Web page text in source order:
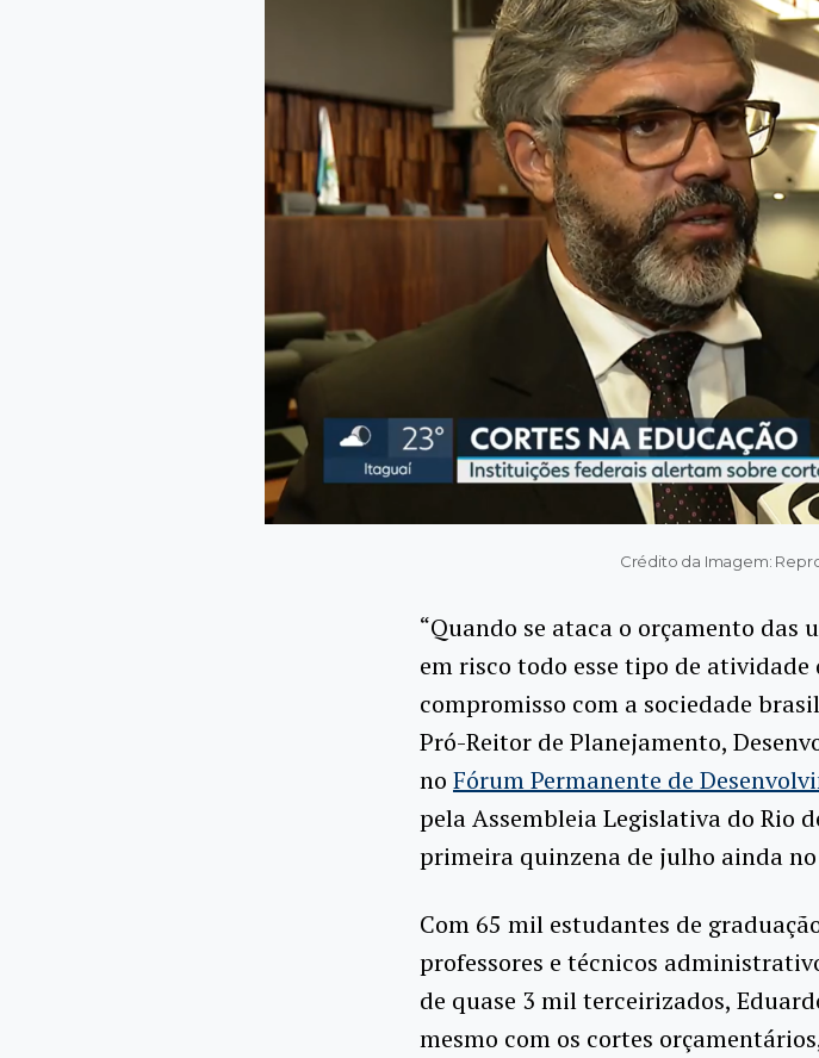
Crédito da Imagem:
“Quando se ataca o orçamento das
em risco todo esse tipo de atividade
compromisso com a sociedade
Pró-Reitor de Planejamento,
no Fórum Permanente de
pela Assembleia Legislativa do Rio
primeira quinzena de julho ainda
Com 65 mil estudantes de
professores e técnicos
de quase 3 mil terceirizados,
mesmo com os cortes